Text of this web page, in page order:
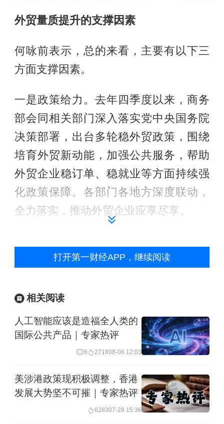
外贸量质提升的支撑因素
何咏前表示，总的来看，主要有以下三
方面支撑因素。
一是政策给力。去年四季度以来，商务
部会同相关部门深入落实党中央国务院
决策部署，出台多轮稳外贸政策，围绕
培育外贸新动能，加强公共服务，帮助
外贸企业稳订单、稳就业等方面持续强
化政策保障。各部门各地方深度联动，
全力落实，推动外贸企业应享尽享。
险承保5735亿美元，同比增长14.7%。
7000亿元人民币。
二是合作多元。我国不断拓展与更多贸
易伙伴互利合作的空间。前7个月我对新
65.5%，同比提高0.9个百分点。其中对
东盟非洲进出口分别增长了9.4%和
打开第一财经APP，继续阅读
相关阅读
人工智能应该是造福全人类的
国际公共产品｜专家热评
6 271808-06 12:03
美涉港政策现积极调整，香港
发展大势坚不可摧｜专家热评
628307-28 15:36